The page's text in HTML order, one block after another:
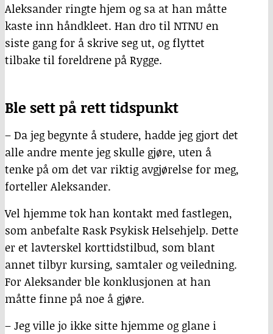
Aleksander ringte hjem og sa at han måtte
kaste inn håndkleet. Han dro til NTNU en
siste gang for å skrive seg ut, og flyttet
tilbake til foreldrene på Rygge.
Ble sett på rett tidspunkt
– Da jeg begynte å studere, hadde jeg gjort det
alle andre mente jeg skulle gjøre, uten å
tenke på om det var riktig avgjørelse for meg,
forteller Aleksander.
Vel hjemme tok han kontakt med fastlegen,
som anbefalte Rask Psykisk Helsehjelp. Dette
er et lavterskel korttidstilbud, som blant
annet tilbyr kursing, samtaler og veiledning.
For Aleksander ble konklusjonen at han
måtte finne på noe å gjøre.
– Jeg ville jo ikke sitte hjemme og glane i